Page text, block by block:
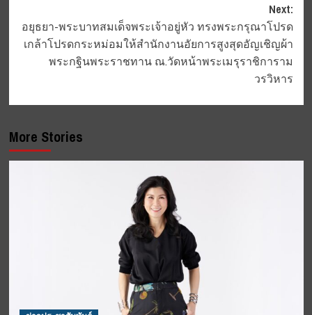
Next:
อยุธยา-พระบาทสมเด็จพระเจ้าอยู่หัว ทรงพระกรุณาโปรด
เกล้าโปรดกระหม่อมให้สำนักงานอัยการสูงสุดอัญเชิญผ้า
พระกฐินพระราชทาน ณ.วัดหน้าพระเมรุราชิการาม
วรวิหาร
More Stories